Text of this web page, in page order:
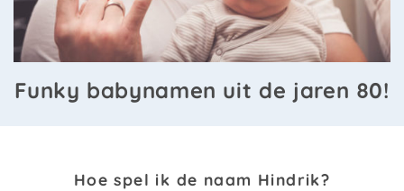
Funky babynamen uit de jaren 80!
Hoe spel ik de naam Hindrik?